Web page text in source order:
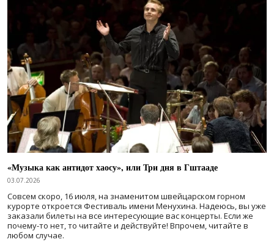
«Музыка как антидот хаосу», или Три дня в Гштааде
03.07.2026
Совсем скоро, 16 июля, на знаменитом швейцарском горном
курорте откроется Фестиваль имени Менухина. Надеюсь, вы уже
заказали билеты на все интересующие вас концерты. Если же
почему-то нет, то читайте и действуйте! Впрочем, читайте в
любом случае.